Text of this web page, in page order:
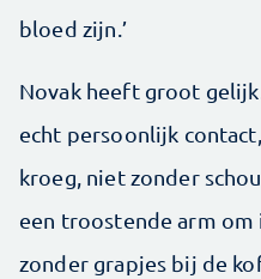
bloed zijn.’
Novak heeft groot
echt persoonlijk
kroeg, niet zonder
een troostende arm om
zonder grapjes bij de